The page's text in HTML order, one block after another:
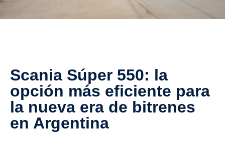
Scania Súper 550: la
opción más eficiente para
la nueva era de bitrenes
en Argentina